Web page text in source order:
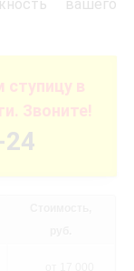
вашего
в
Звоните!